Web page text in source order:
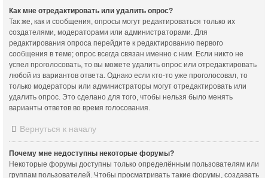
Как мне отредактировать или удалить опрос?
Так же, как и сообщения, опросы могут редактироваться только их
создателями, модераторами или администраторами. Для
редактирования опроса перейдите к редактированию первого
сообщения в теме; опрос всегда связан именно с ним. Если никто не
успел проголосовать, то вы можете удалить опрос или отредактировать
любой из вариантов ответа. Однако если кто-то уже проголосовал, то
только модераторы или администраторы могут отредактировать или
удалить опрос. Это сделано для того, чтобы нельзя было менять
варианты ответов во время голосования.
Вернуться к началу
Почему мне недоступны некоторые форумы?
Некоторые форумы доступны только определённым пользователям или
группам пользователей. Чтобы просматривать такие форумы, создавать